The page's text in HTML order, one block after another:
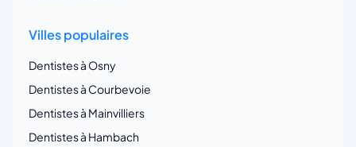
Villes populaires
Dentistes à Osny
Dentistes à Courbevoie
Dentistes à Mainvilliers
Dentistes à Hambach